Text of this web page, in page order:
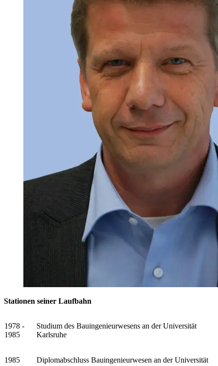
Stationen seiner Laufbahn
1978 -
1985
Studium des Bauingenieurwesens an der Universität
Karlsruhe
1985
Diplomabschluss Bauingenieurwesen an der Universität